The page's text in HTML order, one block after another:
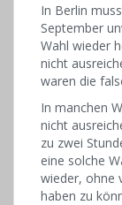
In Berlin
September
Wahl wieder
nicht
waren die
In manchen
nicht
zu zwei
eine solche
wieder, ohne
haben zu